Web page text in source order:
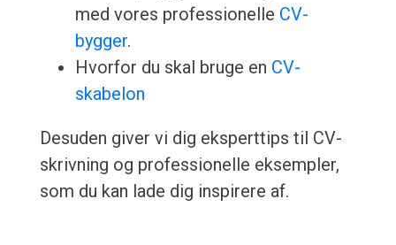
med vores professionelle CV-
bygger.
Hvorfor du skal bruge en CV-
skabelon
Desuden giver vi dig eksperttips til CV-
skrivning og professionelle eksempler,
som du kan lade dig inspirere af.